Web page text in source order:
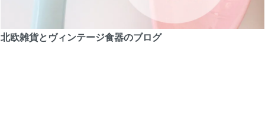
北欧雑貨とヴィンテージ食器のブログ